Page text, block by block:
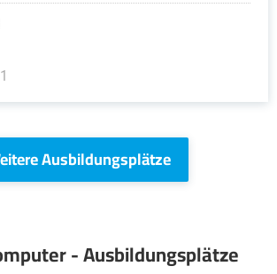
Ausbildungsplätze
- Ausbildungsplätze